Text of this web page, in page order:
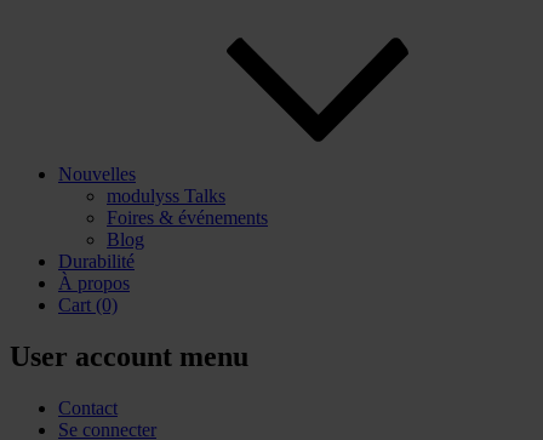
Nouvelles
modulyss Talks
Foires & événements
Blog
Durabilité
À propos
Cart (0)
User account menu
Contact
Se connecter